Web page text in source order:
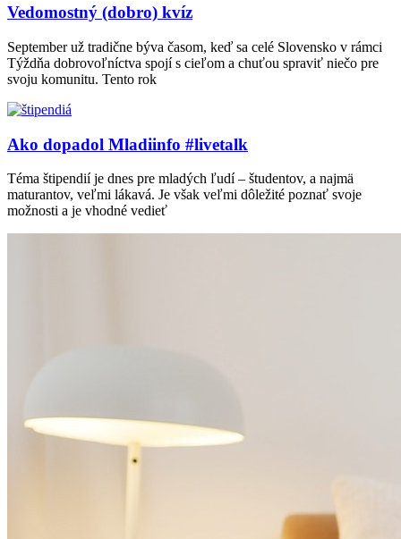
Vedomostný (dobro) kvíz
September už tradične býva časom, keď sa celé Slovensko v rámci
Týždňa dobrovoľníctva spojí s cieľom a chuťou spraviť niečo pre
svoju komunitu. Tento rok
Ako dopadol Mladiinfo #livetalk
Téma štipendií je dnes pre mladých ľudí – študentov, a najmä
maturantov, veľmi lákavá. Je však veľmi dôležité poznať svoje
možnosti a je vhodné vedieť